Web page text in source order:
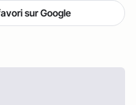
sur Google